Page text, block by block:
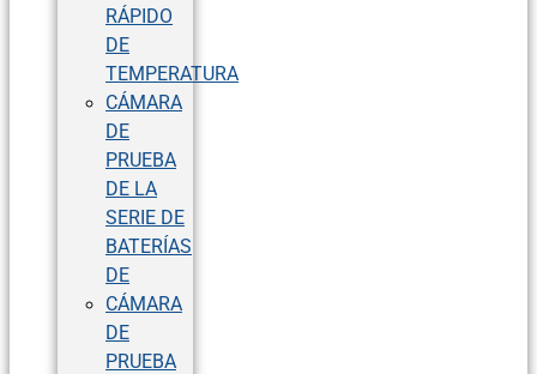
RÁPIDO
DE
TEMPERATURA
CÁMARA
DE
PRUEBA
DE LA
SERIE DE
BATERÍAS
DE
CÁMARA
DE
PRUEBA